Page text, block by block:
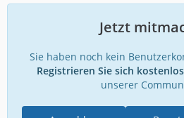
Jetzt
Sie haben noch kein
Registrieren Sie sich kostenlos
unserer